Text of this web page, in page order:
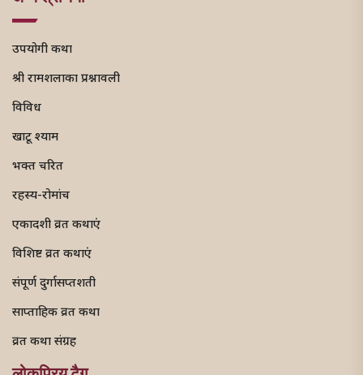
उपयोगी कथा
श्री रामशलाका प्रश्नावली
विविध
खाटू श्याम
भक्त चरित
रहस्य-रोमांच
एकादशी व्रत कथाएं
विशिष्ट व्रत कथाएं
संपूर्ण दुर्गासप्तशती
साप्ताहिक व्रत कथा
व्रत कथा संग्रह